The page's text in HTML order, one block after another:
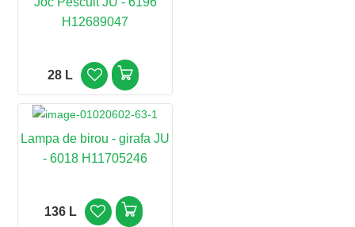
H12689047
28 L
Lampa de birou - girafa JU
- 6018 H11705246
136 L